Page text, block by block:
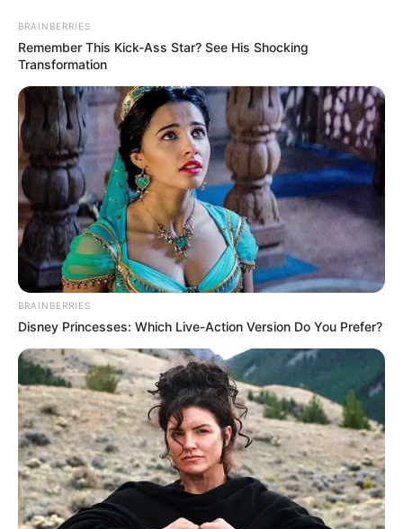
HOME
> Dinheiro > Incentivo Adicional >
Financeiro: saiba como proceder para que a Gestão pague essa
Gratificação.
Incentivo Financeiro: saiba como
proceder para que a Gestão
pague essa Gratificação.
BRAINBERRIES
Remember This Kick-Ass Star? See His Shocking
Transformation
BRAINBERRIES
Disney Princesses: Which Live-Action Version Do You Prefer?